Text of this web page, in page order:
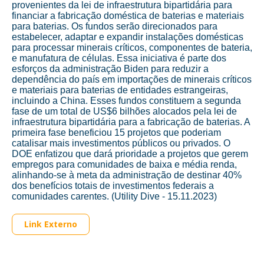
provenientes da lei de infraestrutura bipartidária para
financiar a fabricação doméstica de baterias e materiais
para baterias. Os fundos serão direcionados para
estabelecer, adaptar e expandir instalações domésticas
para processar minerais críticos, componentes de bateria,
e manufatura de células. Essa iniciativa é parte dos
esforços da administração Biden para reduzir a
dependência do país em importações de minerais críticos
e materiais para baterias de entidades estrangeiras,
incluindo a China. Esses fundos constituem a segunda
fase de um total de US$6 bilhões alocados pela lei de
infraestrutura bipartidária para a fabricação de baterias. A
primeira fase beneficiou 15 projetos que poderiam
catalisar mais investimentos públicos ou privados. O
DOE enfatizou que dará prioridade a projetos que gerem
empregos para comunidades de baixa e média renda,
alinhando-se à meta da administração de destinar 40%
dos benefícios totais de investimentos federais a
comunidades carentes. (Utility Dive - 15.11.2023)
Link Externo